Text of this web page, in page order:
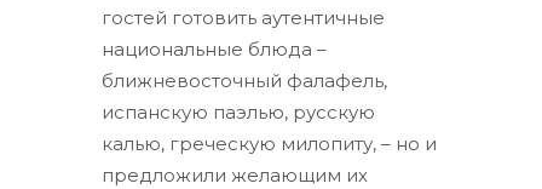
гостей готовить аутентичные
национальные блюда –
ближневосточный фалафель,
испанскую паэлью, русскую
калью, греческую милопиту, – но и
предложили желающим их